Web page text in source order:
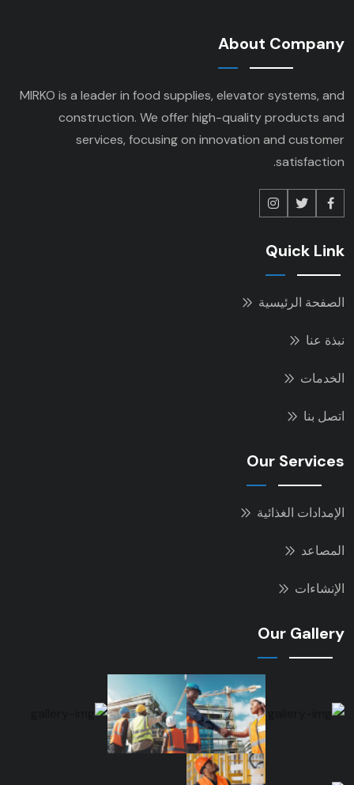
About Company
MIRKO is a leader in food supplies, elevator systems, and
construction. We offer high-quality products and
services, focusing on innovation and customer
satisfaction.
Quick Link
الصفحة الرئيسية
نبذة عنا
الخدمات
اتصل بنا
Our Services
الإمدادات الغذائية
المصاعد
الإنشاءات
Our Gallery